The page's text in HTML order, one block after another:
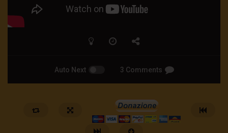
Auto Next 3 Comments